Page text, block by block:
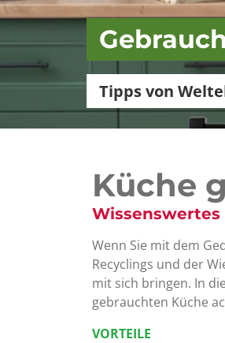
Tipps von
Küche
Wissenswertes
Wenn Sie mit dem
Recyclings und der
mit sich bringen. In
gebrauchten Küche
VORTEILE